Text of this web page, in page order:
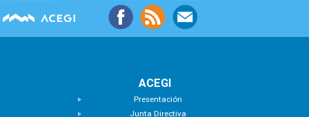
ACEGI
Presentación
Junta Directiva